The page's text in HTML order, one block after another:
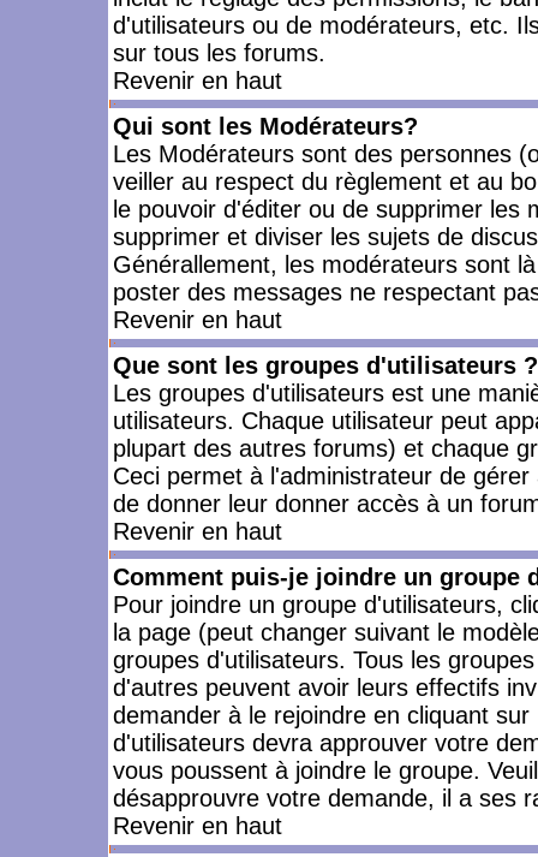
d'utilisateurs ou de modérateurs, etc.
sur tous les forums.
Revenir en haut
Qui sont les Modérateurs?
Les Modérateurs sont des personnes
veiller au respect du règlement et au
le pouvoir d'éditer ou de supprimer les
supprimer et diviser les sujets de
Générallement, les modérateurs sont
poster des messages ne respectant
Revenir en haut
Que sont les groupes d'utilisateurs ?
Les groupes d'utilisateurs est une
utilisateurs. Chaque utilisateur peut
plupart des autres forums) et chaque
Ceci permet à l'administrateur de
de donner leur donner accès à un
Revenir en haut
Comment puis-je joindre un groupe
Pour joindre un groupe d'utilisateurs,
la page (peut changer suivant le
groupes d'utilisateurs. Tous les
d'autres peuvent avoir leurs effectifs
demander à le rejoindre en cliquant
d'utilisateurs devra approuver votre
vous poussent à joindre le groupe.
désapprouvre votre demande, il a ses
Revenir en haut